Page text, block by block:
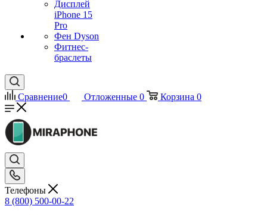
Дисплей
iPhone 15
Pro
Фен Dyson
Фитнес-
браслеты
Сравнение0 Отложенные 0 Корзина 0
Телефоны
8 (800) 500-00-22